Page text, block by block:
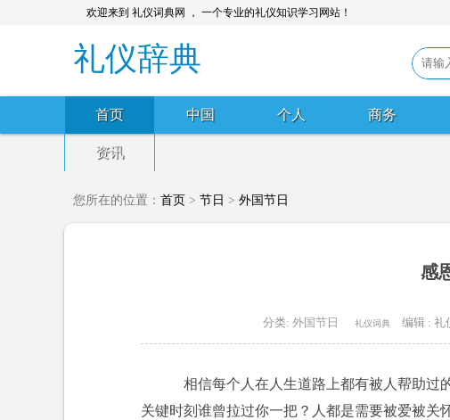
欢迎来到 礼仪词典网 ， 一个专业的礼仪知识学习网站！
礼仪辞典
首页 中国 个人 商务
资讯
您所在的位置： 首页 > 节日 > 外国节日
感
分类: 外国节日 礼仪词典 编辑 : 礼
相信每个人在人生道路上都有被人帮助过
关键时刻谁曾拉过你一把？人都是需要被爱被关